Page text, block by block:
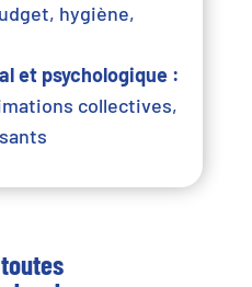
hygiène,
et psychologique :
collectives,